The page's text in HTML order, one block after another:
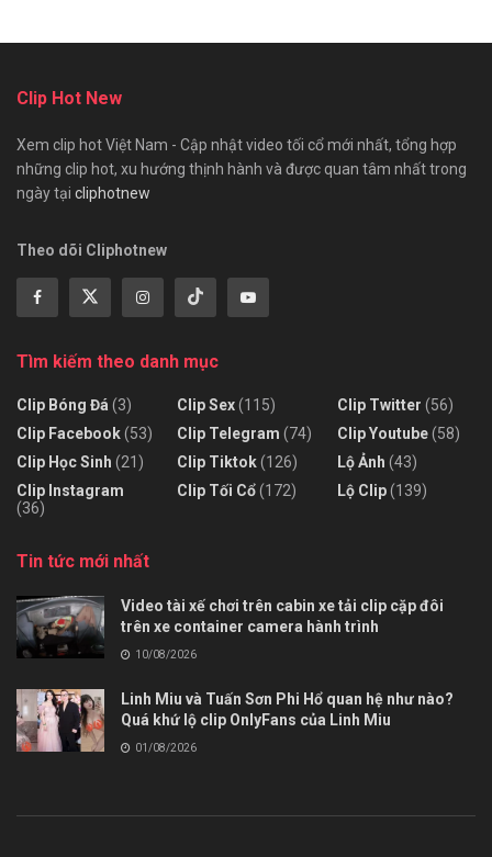
Clip Hot New
Xem clip hot Việt Nam - Cập nhật video tối cổ mới nhất, tổng hợp
những clip hot, xu hướng thịnh hành và được quan tâm nhất trong
ngày tại cliphotnew
Theo dõi Cliphotnew
Tìm kiếm theo danh mục
Clip Bóng Đá (3)
Clip Facebook(53)
Clip Học Sinh (21)
Clip Instagram
(36)
Clip Sex(115)
Clip Telegram (74)
Clip Tiktok(126)
Clip Tối Cổ(172)
Clip Twitter (56)
Clip Youtube(58)
Lộ Ảnh (43)
Lộ Clip(139)
Tin tức mới nhất
Video tài xế chơi trên cabin xe tải clip cặp đôi
trên xe container camera hành trình
10/08/2026
Linh Miu và Tuấn Sơn Phi Hổ quan hệ như nào?
Quá khứ lộ clip OnlyFans của Linh Miu
01/08/2026